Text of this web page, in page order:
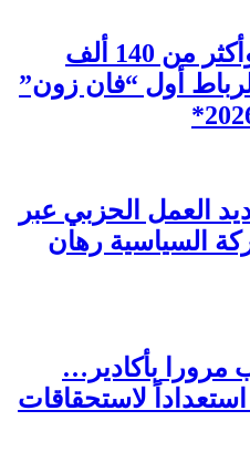
*6 مباريات.. ملعبان.. وأكثر من 140 ألف
أول “فان زون”
العمل الحزبي عبر
السياسية رهان
مرورا بأكادير…
استعداداً لاستحقاقات